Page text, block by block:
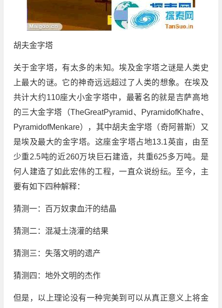
胡夫金字塔
关于金字塔，有太多的未知。埃及金字塔之谜是人类史
上最大的谜。它的神奇远远超过了人类的想象。在埃及
共计大约110座大小金字塔中，最著名的就是吉萨高地
的三大金字塔（TheGreatPyramid、PyramidofKhafre、
PyramidofMenkare），其中胡夫金字塔（奇阿普斯）又
是埃及最大的金字塔。这座金字塔占地13.1英亩，由至
少重2.5吨的近260万块巨石建造，共重625多万吨。是
何人建造了如此宏伟的工程，一直众说纷纭。至今，主
要有如下四种解释：
猜测一：百万奴隶血汗的结晶
猜测二：混凝土浇灌的结果
猜测三：失落文明的遗产
猜测四：地外文明的杰作
但是，以上理论没有一种完美到可以从真正意义上将金